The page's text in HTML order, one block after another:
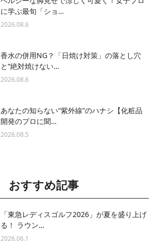
に学ぶ最旬「ショ…
2026.08.6
香水の併用NG？「日焼け対策」の落とし穴
と“絶対焼けない…
2026.08.6
あなたの知らない“紫外線”のハナシ【化粧品
開発のプロに聞…
2026.08.5
おすすめ記事
「東急レディスゴルフ2026」が夏を盛り上げ
る！ ラウン…
2026.06.1